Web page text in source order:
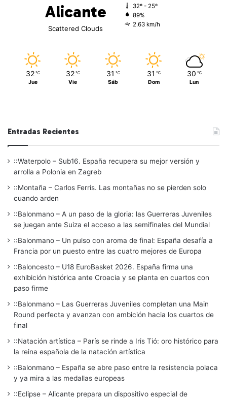
Alicante
Scattered Clouds
32º - 25º
89%
2.63 km/h
32 ℃
Jue
32 ℃
Vie
31 ℃
Sáb
31 ℃
Dom
30 ℃
Lun
Entradas Recientes
::Waterpolo – Sub16. España recupera su mejor versión y
arrolla a Polonia en Zagreb
::Montaña – Carlos Ferris. Las montañas no se pierden solo
cuando arden
::Balonmano – A un paso de la gloria: las Guerreras Juveniles
se juegan ante Suiza el acceso a las semifinales del Mundial
::Balonmano – Un pulso con aroma de final: España desafía a
Francia por un puesto entre las cuatro mejores de Europa
::Baloncesto – U18 EuroBasket 2026. España firma una
exhibición histórica ante Croacia y se planta en cuartos con
paso firme
::Balonmano – Las Guerreras Juveniles completan una Main
Round perfecta y avanzan con ambición hacia los cuartos de
final
::Natación artística – París se rinde a Iris Tió: oro histórico para
la reina española de la natación artística
::Balonmano – España se abre paso entre la resistencia polaca
y ya mira a las medallas europeas
::Eclipse – Alicante prepara un dispositivo especial de